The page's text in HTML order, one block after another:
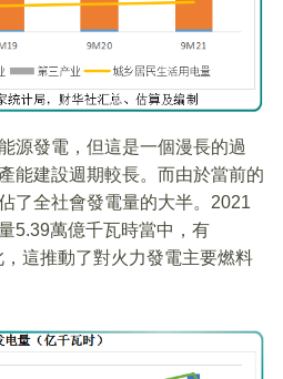
源發電，但這是一個漫長的過
能建設週期較長。而由於當前的
了全社會發電量的大半。2021
5.39萬億千瓦時當中，有
這推動了對火力發電主要燃料